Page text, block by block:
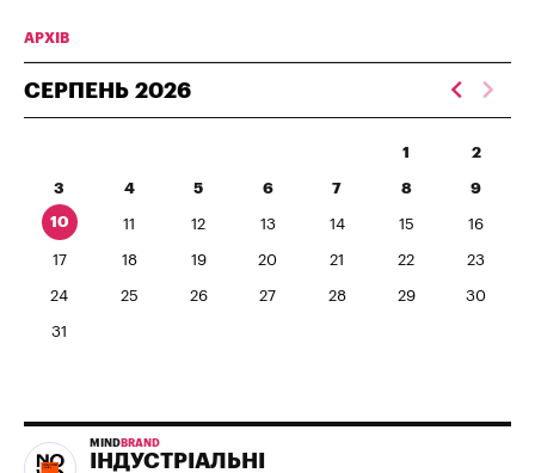
АРХІВ
СЕРПЕНЬ 2026
1 2
3 4 5 6 7 8 9
10 11 12 13 14 15 16
17 18 19 20 21 22 23
24 25 26 27 28 29 30
31
MIND BRAND
ІНДУСТРІАЛЬНІ